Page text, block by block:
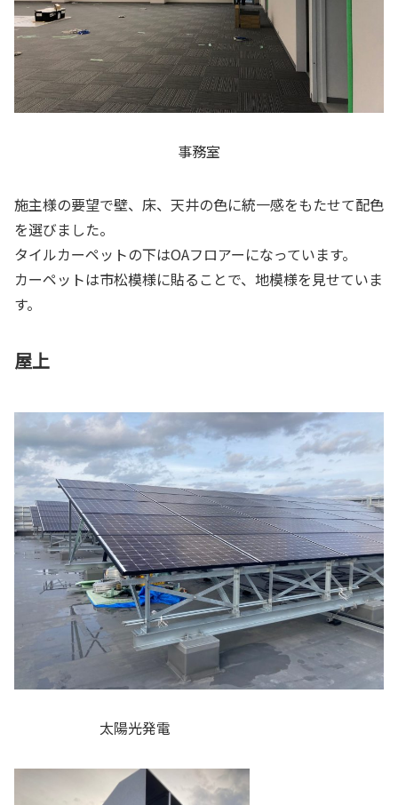
事務室
施主様の要望で壁、床、天井の色に統一感をもたせて配色
を選びました。
タイルカーペットの下はOAフロアーになっています。
カーペットは市松模様に貼ることで、地模様を見せていま
す。
屋上
太陽光発電